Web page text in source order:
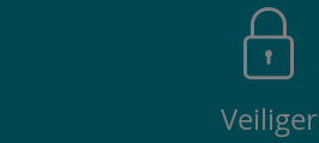
Veiliger